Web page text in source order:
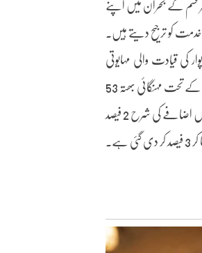
کو ترجیح دیتے ہیں۔
کی قیادت والی مہایوتی
حکومت نے ملازمین کے جذبات اور ان کے جائز مطالبات کا احترام کرتے ہوئے یہ فیصلہ کیا ہے۔ اس کے تحت مہنگائی بھتہ 53
فیصد سے بڑھا کر 58 فیصد، مکان کرایہ بھتہ 8-16-24 فیصد سے بڑھا کر 10-20-30 فیصد اور سالانہ تنخواہ میں اضافے کی شرح 2 فیصد
ہے۔